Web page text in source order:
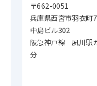
〒662-0051
兵庫県西宮市羽衣
中島ビル302
阪急神戸線 夙川駅
分